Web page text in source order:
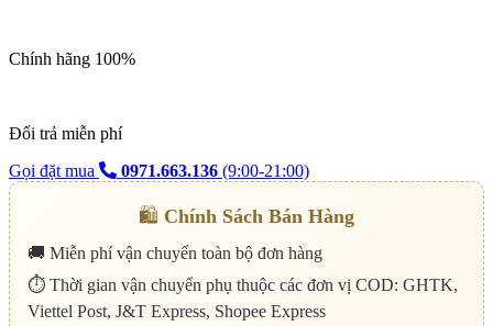
Chính hãng 100%
Đổi trả miễn phí
Gọi đặt mua
0971.663.136 (9:00-21:00)
🛍️ Chính Sách Bán Hàng
🚚 Miễn phí vận chuyển toàn bộ đơn hàng
⏱️ Thời gian vận chuyển phụ thuộc các đơn vị COD: GHTK,
Viettel Post, J&T Express, Shopee Express